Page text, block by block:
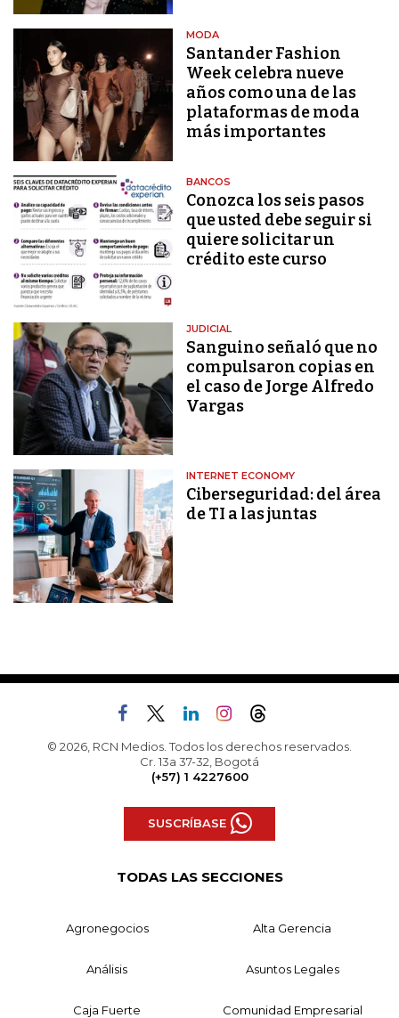
MODA
Santander Fashion
Week celebra nueve
años como una de las
plataformas de moda
más importantes
BANCOS
Conozca los seis pasos
que usted debe seguir si
quiere solicitar un
crédito este curso
JUDICIAL
Sanguino señaló que no
compulsaron copias en
el caso de Jorge Alfredo
Vargas
INTERNET ECONOMY
Ciberseguridad: del área
de TI a las juntas
© 2026, RCN Medios. Todos los derechos reservados.
Cr. 13a 37-32, Bogotá
(+57) 1 4227600
SUSCRÍBASE
TODAS LAS SECCIONES
Agronegocios Alta Gerencia
Análisis Asuntos Legales
Caja Fuerte Comunidad Empresarial